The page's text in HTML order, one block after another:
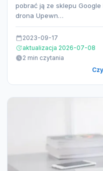
pobrać ją ze sklepu Google
drona Upewn…
2023-09-17
aktualizacja 2026-07-08
2 min czytania